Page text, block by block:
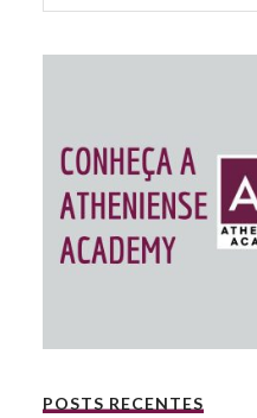
POSTS RECENTES